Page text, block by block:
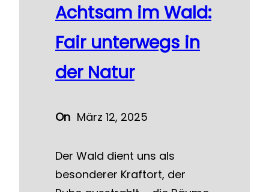
Achtsam im Wald:
Fair unterwegs in
der Natur
On März 12, 2025
Der Wald dient uns als
besonderer Kraftort, der